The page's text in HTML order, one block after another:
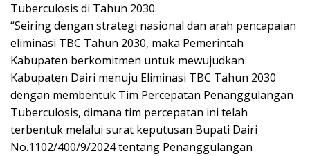
Tuberculosis di Tahun 2030.
“Seiring dengan strategi nasional dan arah pencapaian
eliminasi TBC Tahun 2030, maka Pemerintah
Kabupaten berkomitmen untuk mewujudkan
Kabupaten Dairi menuju Eliminasi TBC Tahun 2030
dengan membentuk Tim Percepatan Penanggulangan
Tuberculosis, dimana tim percepatan ini telah
terbentuk melalui surat keputusan Bupati Dairi
No.1102/400/9/2024 tentang Penanggulangan